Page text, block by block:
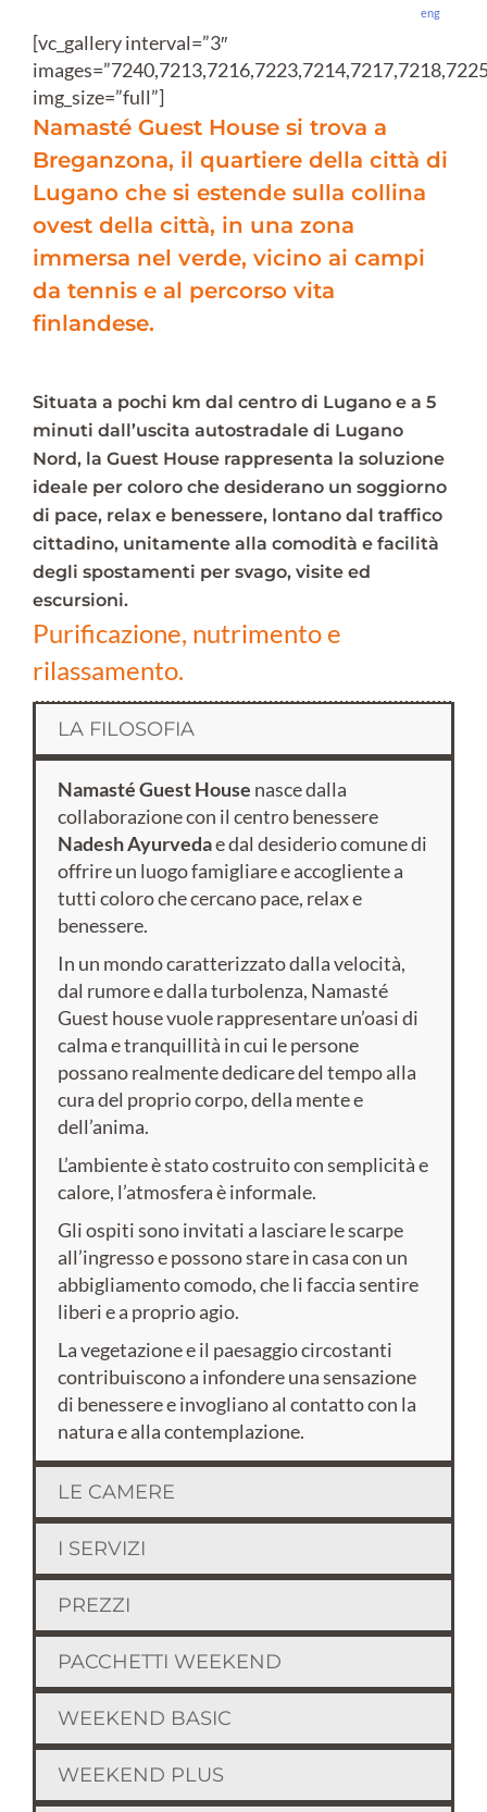
eng
[vc_gallery interval=”3″
img_size=”full”]
Namasté Guest House si trova a
Breganzona, il quartiere della città di
Lugano che si estende sulla collina
ovest della città, in una zona
immersa nel verde, vicino ai campi
da tennis e al percorso vita
finlandese.
Situata a pochi km dal centro di Lugano e a 5
minuti dall’uscita autostradale di Lugano
Nord, la Guest House rappresenta la soluzione
ideale per coloro che desiderano un soggiorno
di pace, relax e benessere, lontano dal traffico
cittadino, unitamente alla comodità e facilità
degli spostamenti per svago, visite ed
escursioni.
Purificazione, nutrimento e
rilassamento.
LA FILOSOFIA
Namasté Guest House nasce dalla
collaborazione con il centro benessere
Nadesh Ayurvedae dal desiderio comune di
offrire un luogo famigliare e accogliente a
tutti coloro che cercano pace, relax e
benessere.
In un mondo caratterizzato dalla velocità,
dal rumore e dalla turbolenza, Namasté
Guest house vuole rappresentare un’oasi di
calma e tranquillità in cui le persone
possano realmente dedicare del tempo alla
cura del proprio corpo, della mente e
dell’anima.
L’ambiente è stato costruito con semplicità e
calore, l’atmosfera è informale.
Gli ospiti sono invitati a lasciare le scarpe
all’ingresso e possono stare in casa con un
abbigliamento comodo, che li faccia sentire
liberi e a proprio agio.
La vegetazione e il paesaggio circostanti
contribuiscono a infondere una sensazione
di benessere e invogliano al contatto con la
natura e alla contemplazione.
LE CAMERE
I SERVIZI
PREZZI
PACCHETTI WEEKEND
WEEKEND BASIC
WEEKEND PLUS